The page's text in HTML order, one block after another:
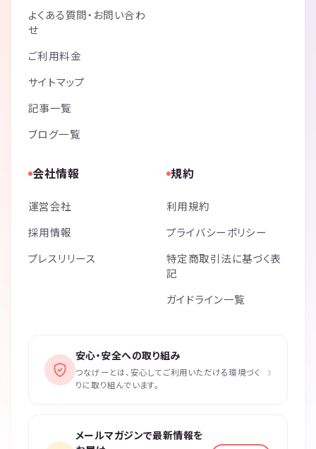
よくある質問・お問い合わ
せ
ご利用料金
サイトマップ
記事一覧
ブログ一覧
会社情報
運営会社
採用情報
プレスリリース
規約
利用規約
プライバシーポリシー
特定商取引法に基づく表
記
ガイドライン一覧
安心・安全への取り組み
つなげーとは、安心してご利用いただける環境づく
りに取り組んでいます。
›
メールマガジンで最新情報を